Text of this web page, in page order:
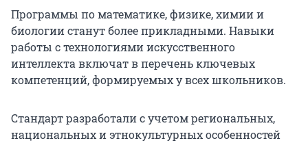
Программы по математике, физике, химии и
биологии станут более прикладными. Навыки
работы с технологиями искусственного
интеллекта включат в перечень ключевых
компетенций, формируемых у всех школьников.
Стандарт разработали с учетом региональных,
национальных и этнокультурных особенностей